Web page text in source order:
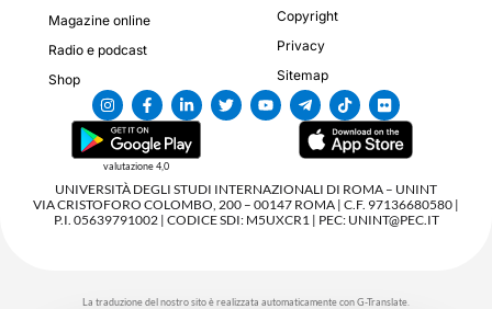
Magazine online
Radio e podcast
Shop
Copyright
Privacy
Sitemap
valutazione 4,0
UNIVERSITÀ DEGLI STUDI INTERNAZIONALI DI ROMA – UNINT
VIA CRISTOFORO COLOMBO, 200 – 00147 ROMA | C.F. 97136680580 |
P.I. 05639791002 | CODICE SDI: M5UXCR1 | PEC: UNINT@PEC.IT
La traduzione del nostro sito è realizzata automaticamente con G-Translate.